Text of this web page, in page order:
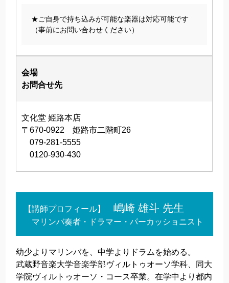
★ご自身で持ち込みが可能な楽器は対応可能です
（事前にお問い合わせください）
会場
お問合せ先
文化堂 姫路本店
〒670-0922 姫路市二階町26
079-281-5555
0120-930-430
【講師プロフィール】 嶋崎 雄斗 先生
マリンバ奏者・ドラマー・パーカッショニスト
幼少よりマリンバを、中学よりドラムを始める。
武蔵野音楽大学音楽学部ヴィルトゥオーソ学科、同大
学院ヴィルトゥオーソ・コース卒業。在学中より都内